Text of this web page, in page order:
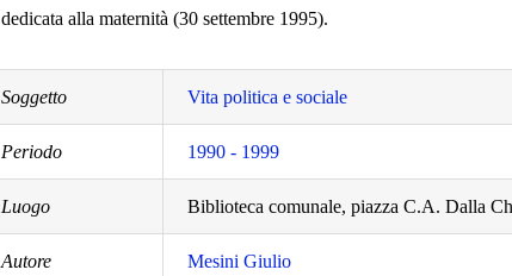
dedicata alla maternità (30 settembre 1995).
Soggetto Vita politica e sociale
Periodo 1990 - 1999
Luogo Biblioteca comunale, piazza C.A. Dalla
Autore Mesini Giulio